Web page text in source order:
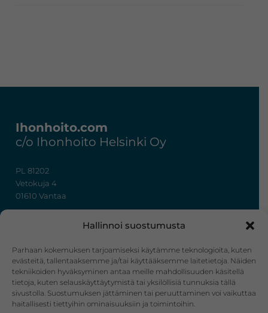
Hallinnoi suostumusta
Parhaan kokemuksen tarjoamiseksi käytämme teknologioita, kuten
evästeitä, tallentaaksemme ja/tai käyttääksemme laitetietoja. Näiden
tekniikoiden hyväksyminen antaa meille mahdollisuuden käsitellä
tietoja, kuten selauskäyttäytymistä tai yksilöllisiä tunnuksia tällä
sivustolla. Suostumuksen jättäminen tai peruuttaminen voi vaikuttaa
haitallisesti tiettyihin ominaisuuksiin ja toimintoihin.
Ihonhoito.com
c/o Ihonhoito Helsinki Oy
PL 81202
Vetokuja 4
01610 Vantaa
info@ihonhoito.com
Facebook Instagram
Verkkokauppa